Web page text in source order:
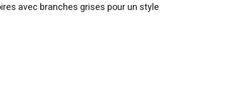
avec branches grises pour un style